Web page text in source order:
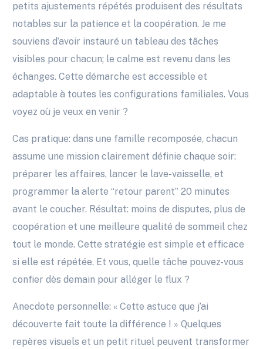
petits ajustements répétés produisent des résultats
notables sur la patience et la coopération. Je me
souviens d’avoir instauré un tableau des tâches
visibles pour chacun; le calme est revenu dans les
échanges. Cette démarche est accessible et
adaptable à toutes les configurations familiales. Vous
voyez où je veux en venir ?
Cas pratique: dans une famille recomposée, chacun
assume une mission clairement définie chaque soir:
préparer les affaires, lancer le lave-vaisselle, et
programmer la alerte “retour parent” 20 minutes
avant le coucher. Résultat: moins de disputes, plus de
coopération et une meilleure qualité de sommeil chez
tout le monde. Cette stratégie est simple et efficace
si elle est répétée. Et vous, quelle tâche pouvez-vous
confier dès demain pour alléger le flux ?
Anecdote personnelle: « Cette astuce que j’ai
découverte fait toute la différence ! » Quelques
repères visuels et un petit rituel peuvent transformer